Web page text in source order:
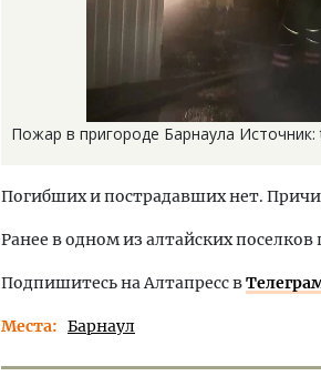
Пожар в пригороде Барнаула Источник:
Погибших и пострадавших нет.
Ранее в одном из алтайских
Подпишитесь на Алтапресс в
Места Барнаул